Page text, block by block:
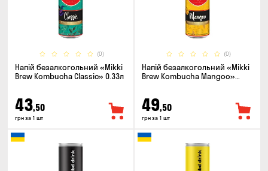
(0)
Напій безалкогольний «Mikki
Brew Kombucha Classic» 0.33л
43,50
грн за 1 шт
(0)
Напій безалкогольний «Mikki
Brew Kombucha Mangoo»
49,50
грн за 1 шт